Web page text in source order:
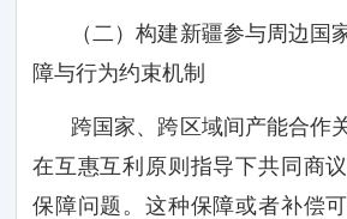
（二）构建新疆参与周边国
障与行为约束机制
跨国家、跨区域间产能合作
在互惠互利原则指导下共同商
保障问题。这种保障或者补偿